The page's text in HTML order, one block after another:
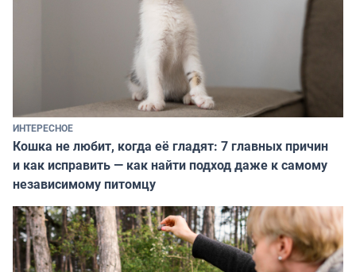
ИНТЕРЕСНОЕ
Кошка не любит, когда её гладят: 7 главных причин
и как исправить — как найти подход даже к самому
независимому питомцу